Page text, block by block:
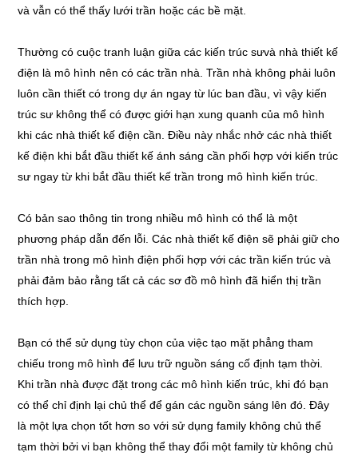
và vẫn có thể thấy lưới trần hoặc các bề mặt.
Thường có cuộc tranh luận giữa các kiến trúc sưvà nhà thiết kế
điện là mô hình nên có các trần nhà. Trần nhà không phải luôn
luôn cần thiết có trong dự án ngay từ lúc ban đầu, vì vậy kiến
trúc sư không thể có được giới hạn xung quanh của mô hình
khi các nhà thiết kế điện cần. Điều này nhắc nhở các nhà thiết
kế điện khi bắt đầu thiết kế ánh sáng cần phối hợp với kiến trúc
sư ngay từ khi bắt đầu thiết kế trần trong mô hình kiến trúc.
Có bản sao thông tin trong nhiều mô hình có thể là một
phương pháp dẫn đến lỗi. Các nhà thiết kế điện sẽ phải giữ cho
trần nhà trong mô hình điện phối hợp với các trần kiến trúc và
phải đảm bảo rằng tất cả các sơ đồ mô hình đã hiển thị trần
thích hợp.
Bạn có thể sử dụng tùy chọn của việc tạo mặt phẳng tham
chiếu trong mô hình để lưu trữ nguồn sáng cố định tạm thời.
Khi trần nhà được đặt trong các mô hình kiến trúc, khi đó bạn
có thể chỉ định lại chủ thể để gán các nguồn sáng lên đó. Đây
là một lựa chọn tốt hơn so với sử dụng family không chủ thể
tạm thời bởi vi bạn không thể thay đổi một family từ không chủ